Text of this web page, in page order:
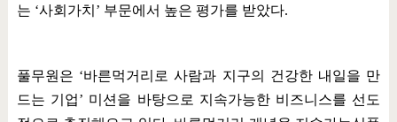
는 ‘사회가치 ’ 부문에서 높은 평가를 받았다.
풀무원은 ‘바른먹거리로 사람과 지구의 건강한 내일을 만
드는 기업’ 미션을 바탕으로 지속가능한 비즈니스를 선도